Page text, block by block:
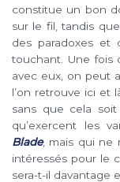
constitue un bon
sur le fil, tandis
des paradoxes et
touchant. Une fois
avec eux, on peut
l’on retrouve ici et
sans que cela
qu’exercent les
Blade, mais qui ne
intéressés pour le
sera-t-il davantage